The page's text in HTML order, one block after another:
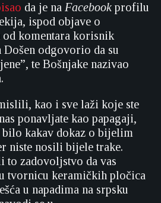
da je na Facebook profilu
ispod objave o
komentara korisnik
odgovorio da su
te Bošnjake nazivao
kao i sve laži koje ste
ponavljate kao papagaji,
kakav dokaz o bijelim
niste nosili bijele trake.
to zadovoljstvo da vas
tvornicu keramičkih pločica
u napadima na srpsku